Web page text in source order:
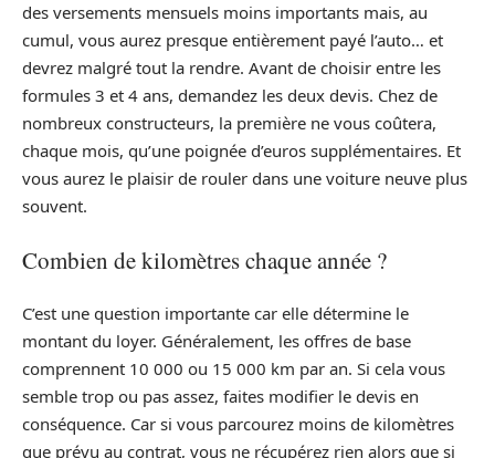
des versements mensuels moins importants mais, au
cumul, vous aurez presque entièrement payé l’auto… et
devrez malgré tout la rendre. Avant de choisir entre les
formules 3 et 4 ans, demandez les deux devis. Chez de
nombreux constructeurs, la première ne vous coûtera,
chaque mois, qu’une poignée d’euros supplémentaires. Et
vous aurez le plaisir de rouler dans une voiture neuve plus
souvent.
Combien de kilomètres chaque année ?
C’est une question importante car elle détermine le
montant du loyer. Généralement, les offres de base
comprennent 10 000 ou 15 000 km par an. Si cela vous
semble trop ou pas assez, faites modifier le devis en
conséquence. Car si vous parcourez moins de kilomètres
que prévu au contrat, vous ne récupérez rien alors que si